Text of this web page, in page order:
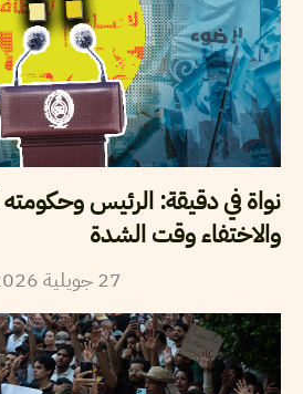
نواة في دقيقة: الرئيس
والاختفاء وقت الشدة
27 جويلية